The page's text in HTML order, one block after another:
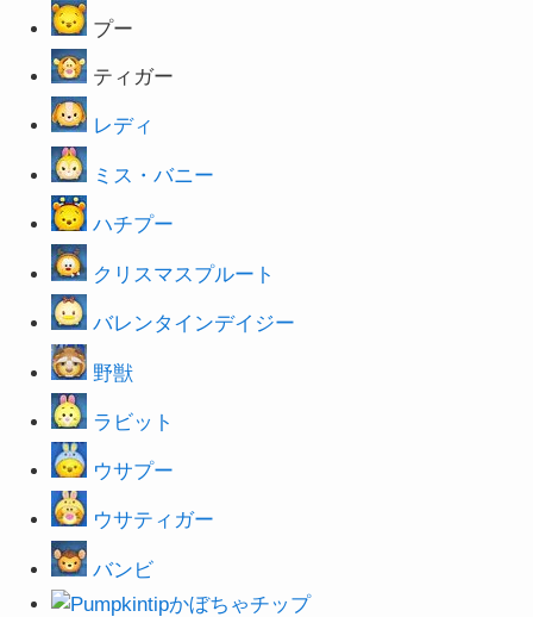
プー
ティガー
レディ
ミス・バニー
ハチプー
クリスマスプルート
バレンタインデイジー
野獣
ラビット
ウサプー
ウサティガー
バンビ
かぼちゃチップ